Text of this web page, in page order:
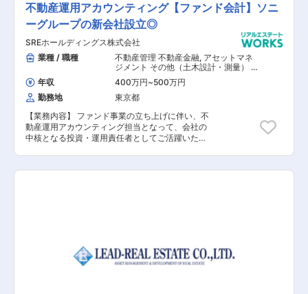
不動産運用アカウンティング【ファンド会計】ソニ
ーグループの新会社設立◎
SREホールディングス株式会社
業種 / 職種
不動産管理 不動産金融, アセットマネ
ジメント その他（土木設計・測量） そ
の他（建築設計・積算）
年収 400万円~500万円
勤務地
東京都
【業務内容】 ファンド事業の立ち上げに伴い、不
動産運用アカウンティング担当となって、会社の
中核となる投資・運用責任者としてご活躍いただ
容】 ■運用不動産のPMレポートチェック ■運用
は、ソニーグループならではの新しい不動産ファ
ンド事業を目指しています。